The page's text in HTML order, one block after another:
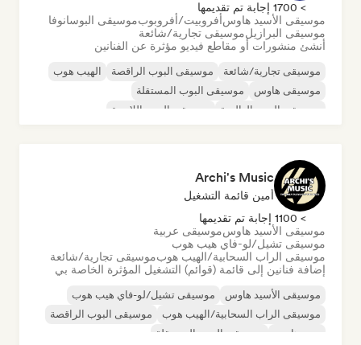
> 1700 إجابة تم تقديمها
موسيقى الأسيد هاوسأفروبيت/أفروبوبموسيقى البوسانوفا
موسيقى البرازيلموسيقى تجارية/شائعة
أنشئ منشورات أو مقاطع فيديو مؤثرة عن الفنانين
موسيقى تجارية/شائعة موسيقى البوب الراقصة
الهيب هوب
موسيقى هاوس
موسيقى البوب المستقلة
موسيقى البوب العالمية
موسيقى البوب اللاتينية
Archi's Music
أمين قائمة التشغيل
> 1100 إجابة تم تقديمها
موسيقى الأسيد هاوسموسيقى عربية
موسيقى تشيل/لو-فاي هيب هوب
موسيقى الراب السحابية/الهيب هوبموسيقى تجارية/شائعة
إضافة فنانين إلى قائمة (قوائم) التشغيل المؤثرة الخاصة بي
موسيقى الأسيد هاوس
موسيقى تشيل/لو-فاي هيب هوب
موسيقى الراب السحابية/الهيب هوب
موسيقى البوب الراقصة
ديب هاوس
موسيقى البوب المستقلة